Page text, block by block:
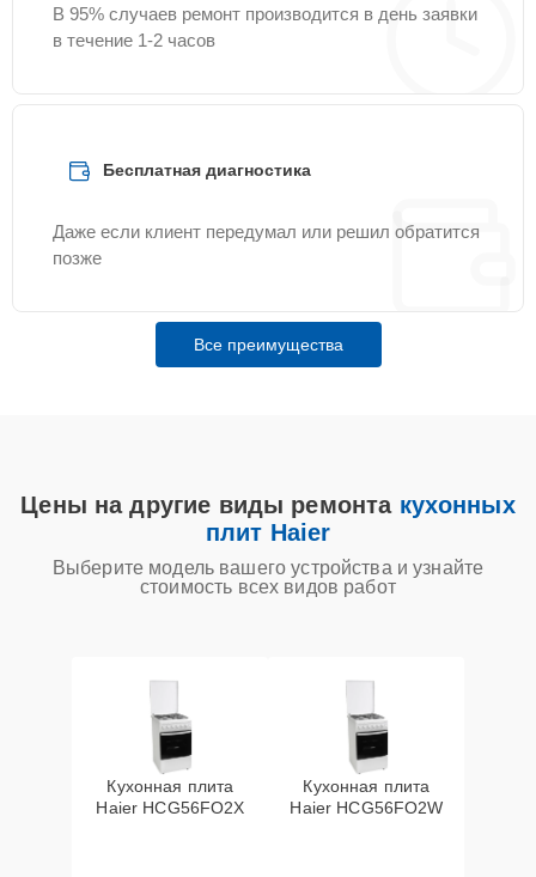
В 95% случаев ремонт производится в день заявки
в течение 1-2 часов
Бесплатная диагностика
Даже если клиент передумал или решил обратится
позже
Все преимущества
Цены на другие виды ремонта кухонных
плит Haier
Выберите модель вашего устройства и узнайте
стоимость всех видов работ
Кухонная плита
Haier HCG56FO2X
Кухонная плита
Haier HCG56FO2W